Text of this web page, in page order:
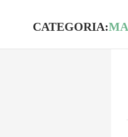
CATEGORIA: